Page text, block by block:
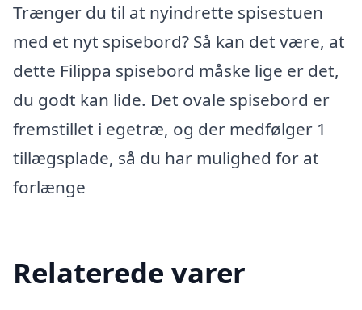
Trænger du til at nyindrette spisestuen
med et nyt spisebord? Så kan det være, at
dette Filippa spisebord måske lige er det,
du godt kan lide. Det ovale spisebord er
fremstillet i egetræ, og der medfølger 1
tillægsplade, så du har mulighed for at
forlænge
Relaterede varer